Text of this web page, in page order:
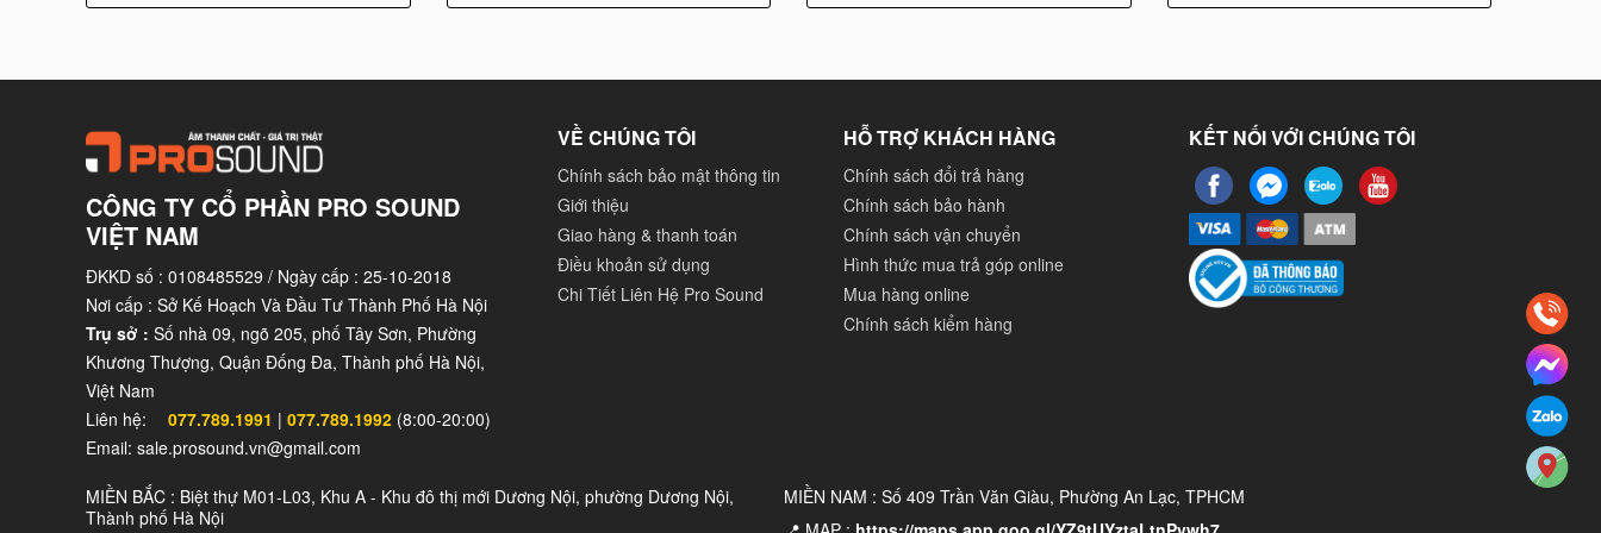
Cấu tạo của Bose 151SE tập trung vào sự bền bỉ, khả năng chống thời tiết và khả năng tái tạo âm thanh tuyệt
âm nhạc chất lượng cao và đáng tin cậy cho không gian ngoài trời.
CÔNG TY CỔ PHẦN PRO SOUND
VIỆT NAM
ĐKKD số : 0108485529 / Ngày cấp : 25-10-2018
Nơi cấp : Sở Kế Hoạch Và Đầu Tư Thành Phố Hà Nội
Trụ sở : Số nhà 09, ngõ 205, phố Tây Sơn, Phường
Khương Thượng, Quận Đống Đa, Thành phố Hà Nội,
Việt Nam
Liên hệ:
077.789.1991 | 077.789.1992 (8:00-20:00)
Email: sale.prosound.vn@gmail.com
VỀ CHÚNG TÔI
Chính sách bảo mật thông tin
Giới thiệu
Giao hàng & thanh toán
Điều khoản sử dụng
Chi Tiết Liên Hệ Pro Sound
HỖ TRỢ KHÁCH HÀNG
Chính sách đổi trả hàng
Chính sách bảo hành
Chính sách vận chuyển
Hình thức mua trả góp online
Mua hàng online
Chính sách kiểm hàng
KẾT NỐI VỚI CHÚNG TÔI
MIỀN BẮC : Biệt thự M01-L03, Khu A - Khu đô thị mới Dương Nội, phường Dương Nội,
Thành phố Hà Nội
MIỀN NAM : Số 409 Trần Văn Giàu, Phường An Lạc, TPHCM